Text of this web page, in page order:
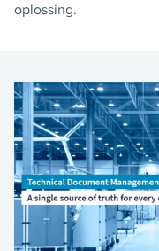
oplossing.